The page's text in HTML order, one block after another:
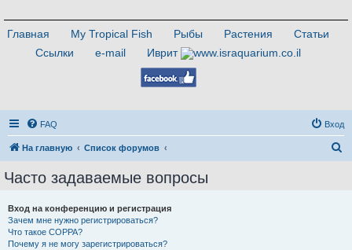
Главная My Tropical Fish Рыбы Растения
Статьи
Ссылки
e-mail Иврит
FAQ Вход
На главную Список форумов
Часто задаваемые вопросы
Вход на конференцию и регистрация
Зачем мне нужно регистрироваться?
Что такое COPPA?
Почему я не могу зарегистрироваться?